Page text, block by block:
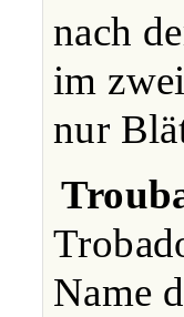
nach
im
nur
Name